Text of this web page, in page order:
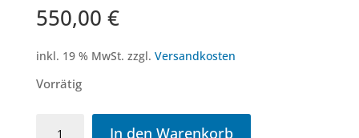
550,00 €
inkl. 19 % MwSt. zzgl. Versandkosten
Vorrätig
In den Warenkorb